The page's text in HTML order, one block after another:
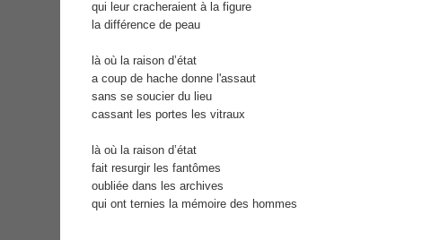
qui leur cracheraient à la figure
la différence de peau
là où la raison d’état
a coup de hache donne l'assaut
sans se soucier du lieu
cassant les portes les vitraux
là où la raison d’état
fait resurgir les fantômes
oubliée dans les archives
qui ont ternies la mémoire des hommes